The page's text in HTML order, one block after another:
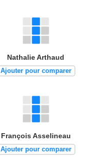
Nathalie Arthaud
Ajouter pour comparer
François Asselineau
Ajouter pour comparer